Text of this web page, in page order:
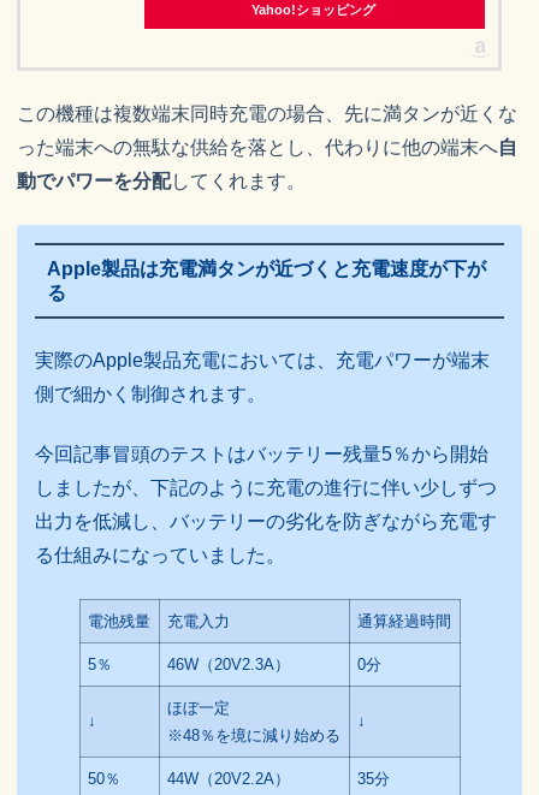
Yahoo!ショッピング
この機種は複数端末同時充電の場合、先に満タンが近くな
った端末への無駄な供給を落とし、代わりに他の端末へ自
動でパワーを分配してくれます。
Apple製品は充電満タンが近づくと充電速度が下が
る
実際のApple製品充電においては、充電パワーが端末
側で細かく制御されます。
今回記事冒頭のテストはバッテリー残量5％から開始
しましたが、下記のように充電の進行に伴い少しずつ
出力を低減し、バッテリーの劣化を防ぎながら充電す
る仕組みになっていました。
電池残量 充電入力 通算経過時間
5％ 46W（20V2.3A） 0分
↓
ほぼ一定
※48％を境に減り始める
↓
50％ 44W（20V2.2A） 35分